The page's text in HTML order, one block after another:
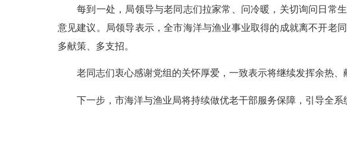
每到一处，局领导与老同志们拉家常、问冷暖，关切询问日常生
意见建议。局领导表示，全市海洋与渔业事业取得的成就离不开老
多献策、多支招。
老同志们衷心感谢党组的关怀厚爱，一致表示将继续发挥余热、
下一步，市海洋与渔业局将持续做优老干部服务保障，引导全系